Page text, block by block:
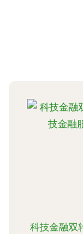
科技金融双